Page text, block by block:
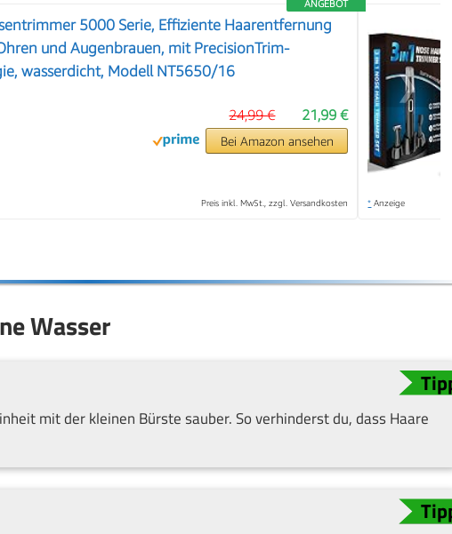
ANGEBOT
5000 Serie, Effiziente Haarentfernung
und Augenbrauen, mit PrecisionTrim-
wasserdicht, Modell NT5650/16
21,99 €
24,99 €
Bei Amazon ansehen
Preis inkl. MwSt., zzgl. Versandkosten * Anzeige
❯
Wasser
mit der kleinen Bürste sauber. So verhinderst du, dass Haare